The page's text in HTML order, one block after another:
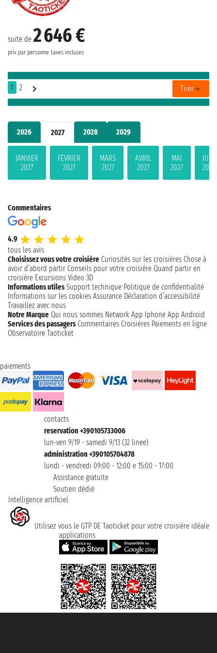
2026 2027 2028 2029
JANVIER
2027
FÉVRIER
2027
MARS
2027
AVRIL
2027
MAI
2027
JUIN
2027
suite de 2 646 €
prix par personne taxes incluses
1 2 Trier
Commentaires
4.9
tous les avis
Choisissez vous votre croisière Curiosités sur les croisières Chose à
avoir d’abord partir Conseils pour votre croisière Quand partir en
croisière Excursions Video 3D
Informations utiles Support technique Politique de confidentialité
Informations sur les cookies Assurance Déclaration d’accessibilité
Travaillez avec nous
Notre Marque Qui nous sommes Network App Iphone App Android
Services des passagers Commentaires Croisières Paiements en ligne
Observatoire Taoticket
paiements
contacts
reservation +390105733006
lun-ven 9/19 - samedi 9/13 (32 linee)
administration +390105704878
lundi - vendredi 09:00 - 12:00 e 15:00 - 17:00
Assistance gratuite
Soutien dédié
Intelligence artificiel
Utilisez vous le GTP DE Taoticket pour votre croisière idéale
applications